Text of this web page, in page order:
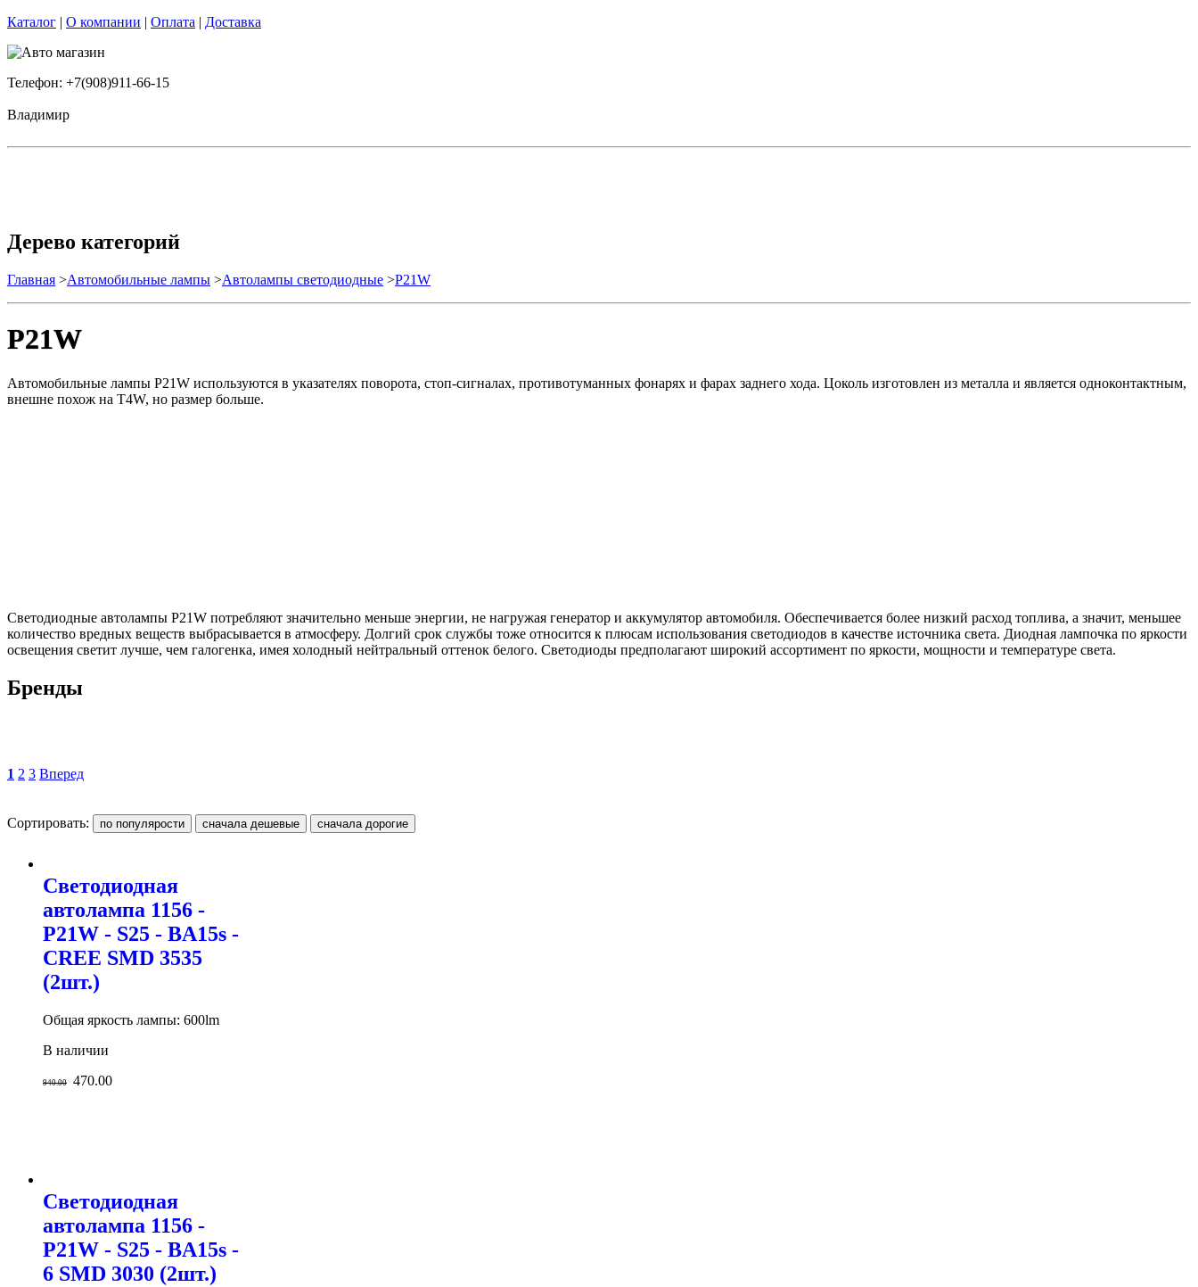
Каталог | О компании | Оплата | Доставка
Телефон: +7(908)911-66-15
Владимир
Дерево категорий
Главная >Автомобильные лампы >Автолампы светодиодные >P21W
P21W
Автомобильные лампы P21W используются в указателях поворота, стоп-сигналах, противотуманных фонарях и фарах заднего хода. Цоколь изготовлен из металла и является одноконтактным,
внешне похож на T4W, но размер больше.
Светодиодные автолампы P21W потребляют значительно меньше энергии, не нагружая генератор и аккумулятор автомобиля. Обеспечивается более низкий расход топлива, а значит, меньшее
количество вредных веществ выбрасывается в атмосферу. Долгий срок службы тоже относится к плюсам использования светодиодов в качестве источника света. Диодная лампочка по яркости
освещения светит лучше, чем галогенка, имея холодный нейтральный оттенок белого. Светодиоды предполагают широкий ассортимент по яркости, мощности и температуре света.
Бренды
1 2 3 Вперед
Сортировать:
Светодиодная
автолампа 1156 -
P21W - S25 - BA15s -
CREE SMD 3535
(2шт.)
Общая яркость лампы: 600lm
В наличии
940.00 470.00
Светодиодная
автолампа 1156 -
P21W - S25 - BA15s -
6 SMD 3030 (2шт.)